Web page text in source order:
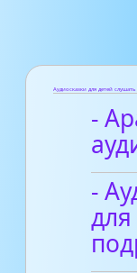
Аудиосказки для детей
-
-